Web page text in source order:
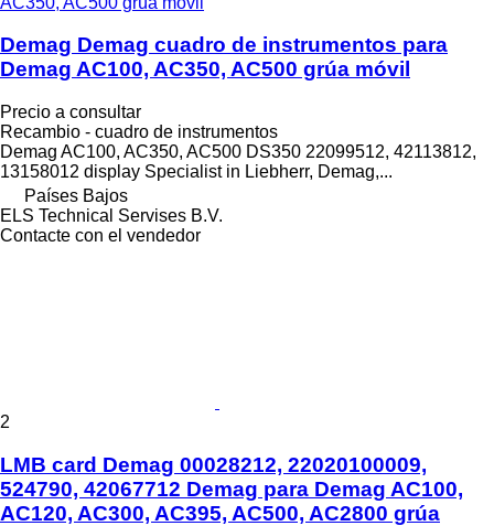
Demag Demag cuadro de instrumentos para
Demag AC100, AC350, AC500 grúa móvil
Precio a consultar
Recambio - cuadro de instrumentos
Demag AC100, AC350, AC500 DS350 22099512, 42113812,
13158012 display Specialist in Liebherr, Demag,...
Países Bajos
ELS Technical Servises B.V.
Contacte con el vendedor
2
LMB card Demag 00028212, 22020100009,
524790, 42067712 Demag para Demag AC100,
AC120, AC300, AC395, AC500, AC2800 grúa